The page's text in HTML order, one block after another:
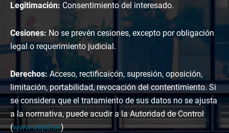
Legitimación: Consentimiento del interesado.
Cesiones: No se prevén cesiones, excepto por obligación
legal o requerimiento judicial.
Derechos: Acceso, rectificaicón, supresión, oposición,
limitación, portabilidad, revocación del contentimiento. Si
se considera que el tratamiento de sus datos no se ajusta
a la normativa, puede acudir a la Autoridad de Control
(www.aepd.es)